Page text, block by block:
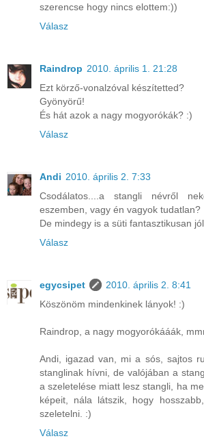
szerencse hogy nincs elottem:))
Válasz
Raindrop 2010. április 1. 21:28
Ezt körző-vonalzóval készítetted?
Gyönyörű!
És hát azok a nagy mogyorókák? :)
Válasz
Andi 2010. április 2. 7:33
Csodálatos....a stangli névről
eszemben, vagy én vagyok tudatlan?
De mindegy is a süti fantasztikusan
Válasz
egycsipet
2010. április 2. 8:41
Köszönöm mindenkinek lányok! :)
Raindrop, a nagy mogyorókááák,
Andi, igazad van, mi a sós, sajtos
stanglinak hívni, de valójában a
a szeletelése miatt lesz stangli, ha
képeit, nála látszik, hogy
szeletelni. :)
Válasz